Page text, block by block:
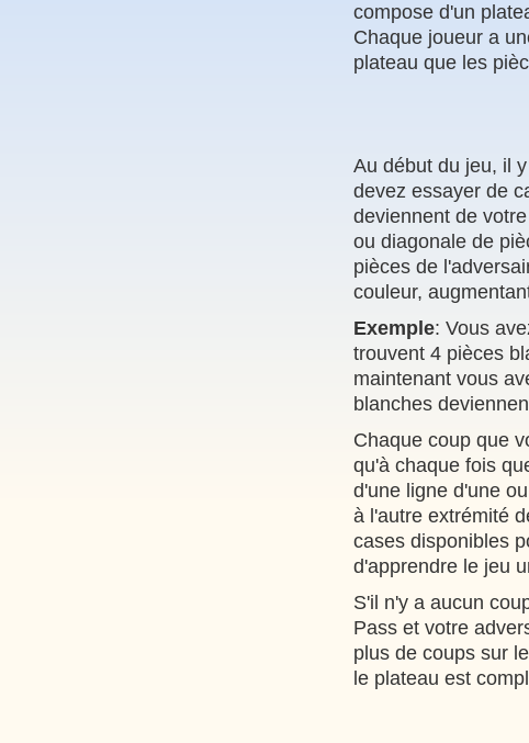
compose d'un
Chaque joueur a
plateau que les
Au début du jeu, il
devez essayer de
deviennent de
ou diagonale de
pièces de
couleur,
Exemple: Vous
trouvent 4 pièces
maintenant vous
blanches
Chaque coup que
qu'à chaque fois
d'une ligne d'une
à l'autre extrémité
cases disponibles
d'apprendre le jeu
S'il n'y a aucun
Pass et votre
plus de coups sur
le plateau est